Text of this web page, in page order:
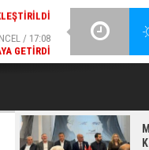
/ 17:08
GETIRDI
GSB SPOR